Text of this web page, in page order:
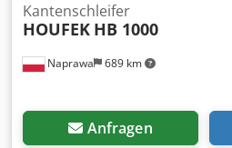
Naprawa 689 km
Kantenschleifer
HOUFEK HB 1000
Anfragen